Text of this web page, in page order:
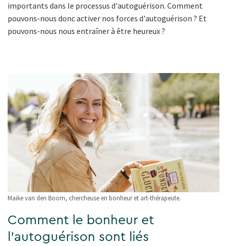
importants dans le processus d'autoguérison. Comment
pouvons-nous donc activer nos forces d'autoguérison ? Et
pouvons-nous nous entraîner à être heureux ?
Maike van den Boom, chercheuse en bonheur et art-thérapeute.
Comment le bonheur et
l'autoguérison sont liés